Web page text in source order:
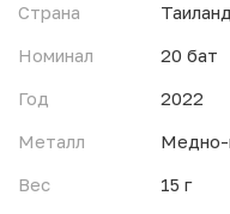
Страна
Таиланд
Номинал
20 бат
Год
2022
Металл
Медно-
Вес
15 г